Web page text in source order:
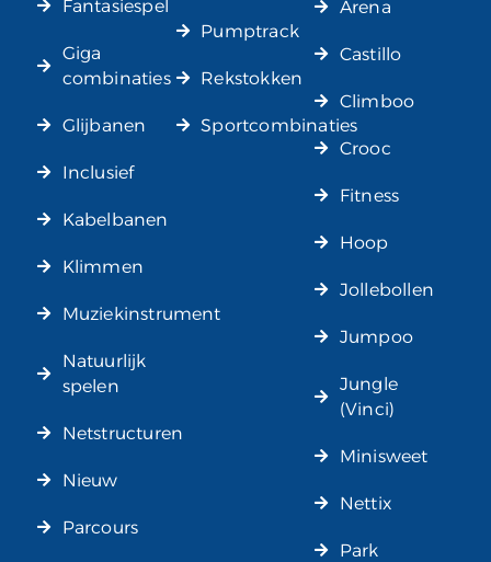
Fantasiespel
Giga
combinaties
Glijbanen
Inclusief
Kabelbanen
Klimmen
Muziekinstrument
Natuurlijk
spelen
Netstructuren
Nieuw
Parcours
Pumptrack
Rekstokken
Sportcombinaties
Arena
Castillo
Climboo
Crooc
Fitness
Hoop
Jollebollen
Jumpoo
Jungle
(Vinci)
Minisweet
Nettix
Park